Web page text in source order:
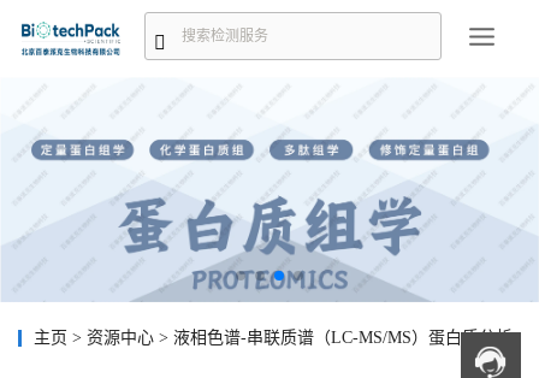
主页 > 资源中心 > 液相色谱-串联质谱（LC-MS/MS）蛋白质分析